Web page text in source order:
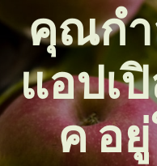
คุณกำ
แอปเ
ค อ